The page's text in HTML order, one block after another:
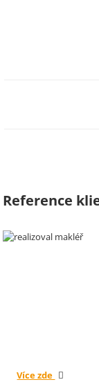
Reference
Více zde